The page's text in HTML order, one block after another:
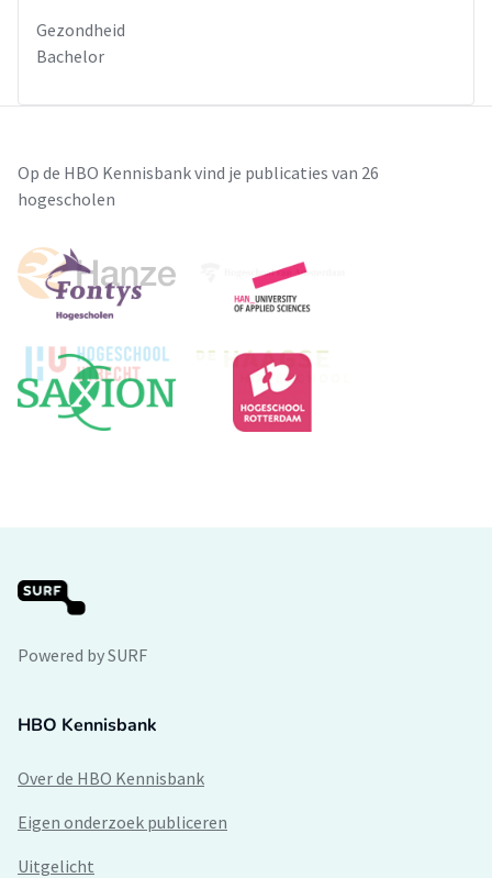
Gezondheid
Bachelor
Op de HBO Kennisbank vind je publicaties van 26
hogescholen
Powered by SURF
HBO Kennisbank
Over de HBO Kennisbank
Eigen onderzoek publiceren
Uitgelicht